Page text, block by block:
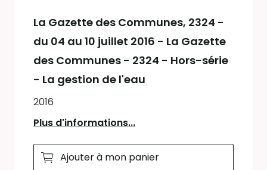
La Gazette des Communes, 2324 -
du 04 au 10 juillet 2016 - La Gazette
des Communes - 2324 - Hors-série
- La gestion de l'eau
2016
Plus d'informations...
Ajouter à mon panier